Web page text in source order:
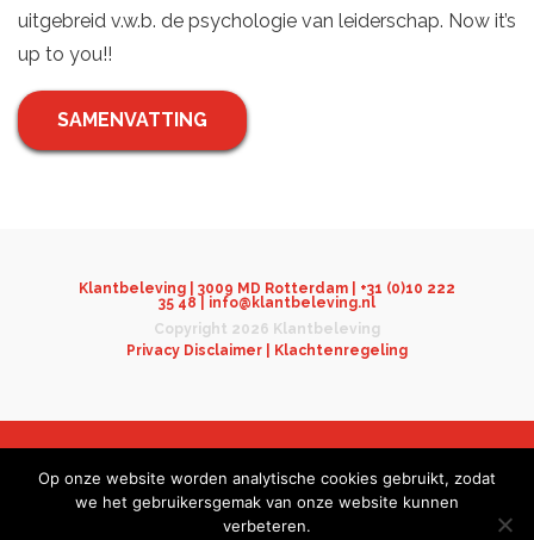
uitgebreid v.w.b. de psychologie van leiderschap. Now it’s
up to you!!
SAMENVATTING
Klantbeleving | 3009 MD Rotterdam | +31 (0)10 222
35 48 | info@klantbeleving.nl
Copyright 2026 Klantbeleving
Privacy Disclaimer | Klachtenregeling
© 2026 Klantbeleving. Made with ♥ byVirtuele Helden
Op onze website worden analytische cookies gebruikt, zodat
we het gebruikersgemak van onze website kunnen
verbeteren.